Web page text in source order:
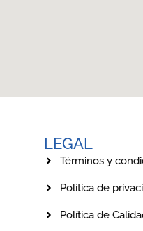
LEGAL
Términos y
Política de
Política de